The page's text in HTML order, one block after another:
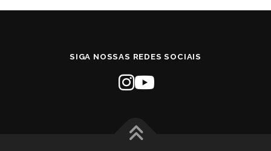
SIGA NOSSAS REDES SOCIAIS